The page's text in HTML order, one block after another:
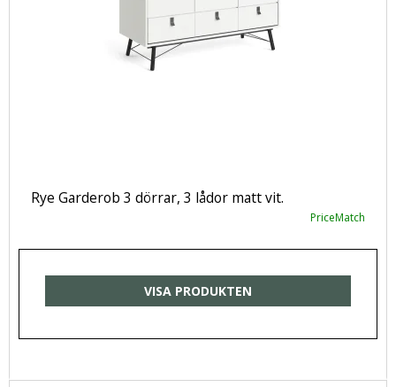
Rye Garderob 3 dörrar, 3 lådor matt vit.
PriceMatch
VISA PRODUKTEN